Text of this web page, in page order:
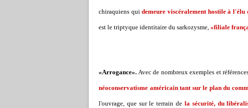
chiraquiens quidemeure viscéralement hostile à
est le triptyque identitaire du sarkozysme, «filiale
«Arrogance». Avec de nombreux exemples et
néoconservatisme américain tant sur le plan du
l'ouvrage, que sur le terrain de la sécurité, du